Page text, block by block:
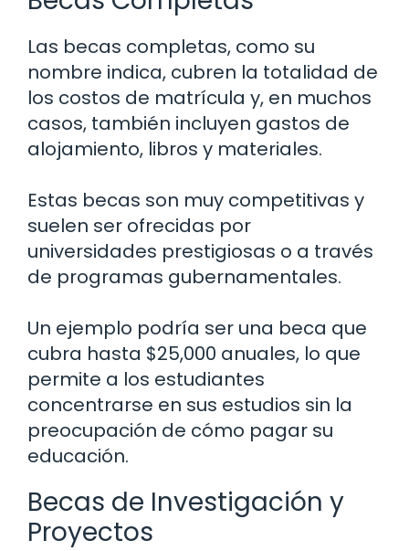
Las becas completas, como su
nombre indica, cubren la totalidad de
los costos de matrícula y, en muchos
casos, también incluyen gastos de
alojamiento, libros y materiales.
Estas becas son muy competitivas y
suelen ser ofrecidas por
universidades prestigiosas o a través
de programas gubernamentales.
Un ejemplo podría ser una beca que
cubra hasta $25,000 anuales, lo que
permite a los estudiantes
concentrarse en sus estudios sin la
preocupación de cómo pagar su
educación.
Becas de Investigación y
Proyectos